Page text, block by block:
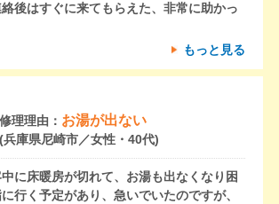
後はすぐに来てもらえた、非常に助かっ
もっと見る
修理理由： お湯が出ない
(兵庫県尼崎市／女性・40代)
に床暖房が切れて、お湯も出なくなり困
行く予定があり、急いでいたのですが、